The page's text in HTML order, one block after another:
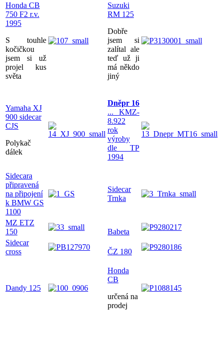
Honda CB
750 F2 r.v.
1995
S touhle
kočičkou
jsem si už
projel kus
světa
Suzuki
RM 125
Dobře
jsem si
zalítal ale
teď už ji
má někdo
jiný
Yamaha XJ
900 sidecar
CJS
Polykač
dálek
Dněpr 16
... KMZ-
8.922
rok
výroby
dle TP
1994
Sidecara
připravená
na připojení
k BMW GS
1100
Sidecar
Trnka
MZ ETZ
150
Babeta
Sidecar
cross
ČZ 180
Dandy 125
Honda
CB
určená na
prodej